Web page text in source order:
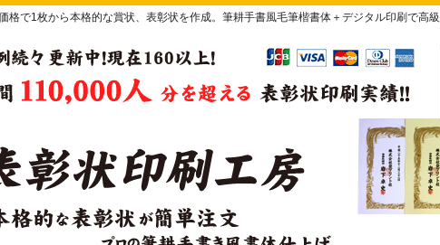
格で1枚から本格的な賞状、表彰状を作成。筆耕手書風毛筆楷書体＋デジタル印刷で